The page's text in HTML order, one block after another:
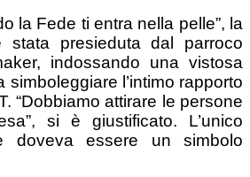
la Fede ti entra nella pelle”, la
stata presieduta dal parroco
indossando una vistosa
simboleggiare l’intimo rapporto
“Dobbiamo attirare le persone
si è giustificato. L’unico
doveva essere un simbolo